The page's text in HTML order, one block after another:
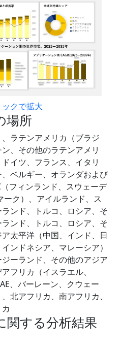
クで拡大
場所
ラテンアメリカ（ブラジ
、その他のラテンアメリ
イツ、フランス、イタリ
ベルギー、オランダおよび
フィンランド、スウェーデ
ーク）、アイルランド、ス
ンド、トルコ、ロシア、そ
ンド、トルコ、ロシア、そ
太平洋（中国、インド、日
ンドネシア、マレーシア）
ーランド、その他のアジア
フリカ（イスラエル、
、バーレーン、クウェー
北アフリカ、南アフリカ、
関する分析結果